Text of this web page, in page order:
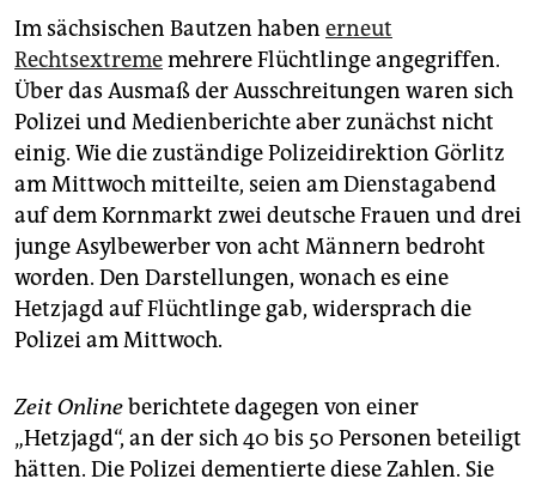
abo
genossenschaft
epaper login
Im sächsischen Bautzen haben erneut
Rechtsextrememehrere Flüchtlinge angegriffen.
Über das Ausmaß der Ausschreitungen waren sich
Polizei und Medienberichte aber zunächst nicht
einig. Wie die zuständige Polizeidirektion Görlitz
am Mittwoch mitteilte, seien am Dienstagabend
auf dem Kornmarkt zwei deutsche Frauen und drei
junge Asylbewerber von acht Männern bedroht
worden. Den Darstellungen, wonach es eine
Hetzjagd auf Flüchtlinge gab, widersprach die
Polizei am Mittwoch.
Zeit Onlineberichtete dagegen von einer
„Hetzjagd“, an der sich 40 bis 50 Personen beteiligt
hätten. Die Polizei dementierte diese Zahlen. Sie